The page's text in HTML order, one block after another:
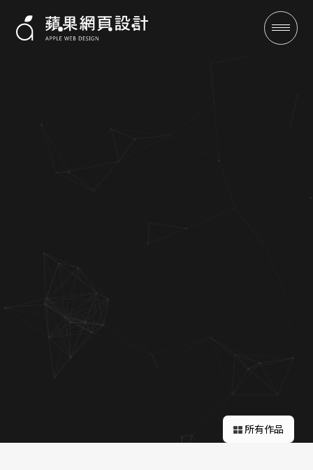
Sole Ocean 輕醫美-RWD網站設
所有作品